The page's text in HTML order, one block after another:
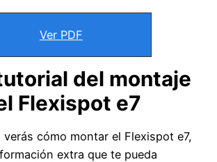
Ver PDF
del montaje
Flexispot e7
verás cómo montar el Flexispot e7,
extra que te pueda